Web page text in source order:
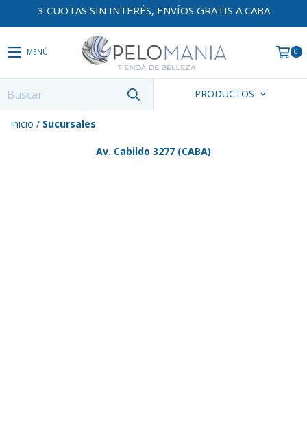
3 CUOTAS SIN INTERÉS, ENVÍOS GRATIS A CABA
MENÚ 0
PRODUCTOS
Inicio / Sucursales
Av. Cabildo 3277 (CABA)